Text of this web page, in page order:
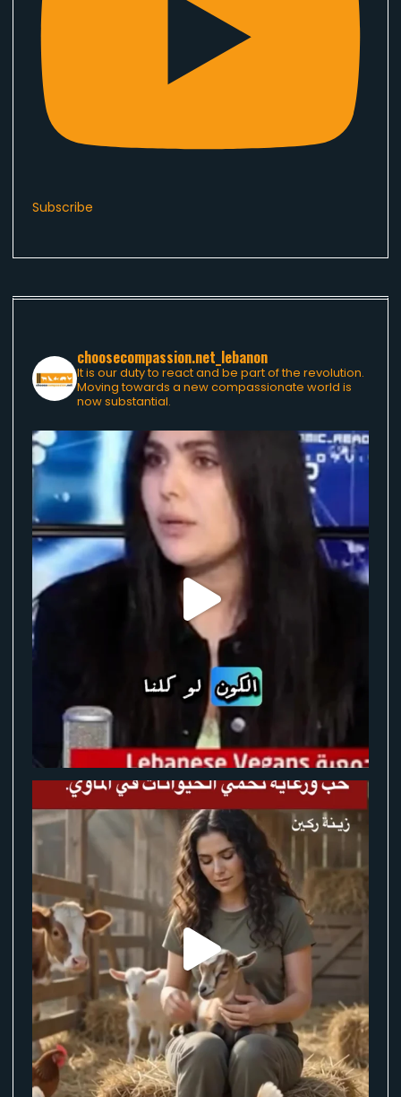
Subscribe
choosecompassion.net_lebanon
It is our duty to react and be part of the revolution.
Moving towards a new compassionate world is
now substantial.